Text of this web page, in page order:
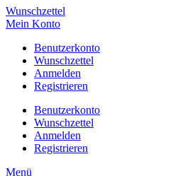
Wunschzettel
Mein Konto
Benutzerkonto
Wunschzettel
Anmelden
Registrieren
Benutzerkonto
Wunschzettel
Anmelden
Registrieren
Menü